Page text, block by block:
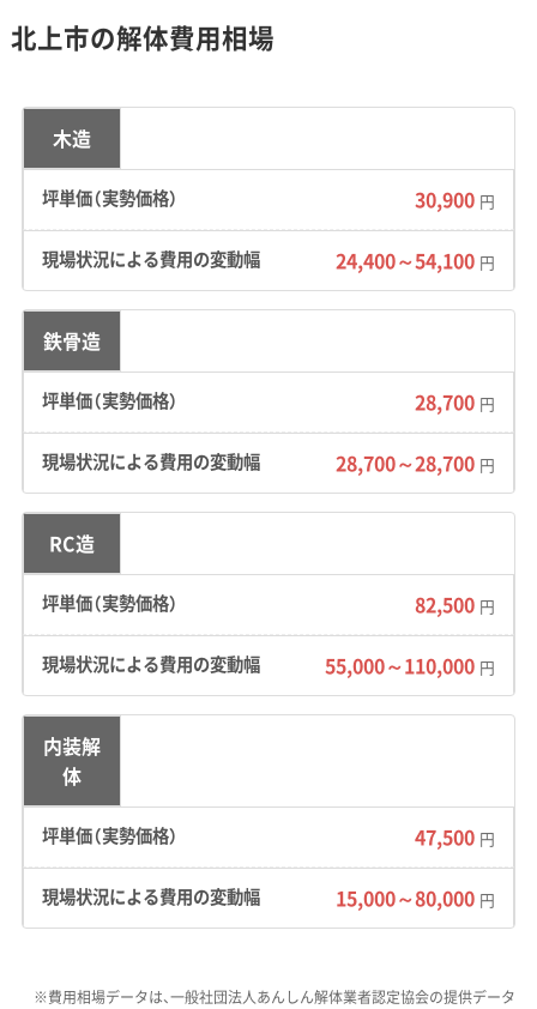
い建物の建設ラッシュ」と「昔からの空き家問題」が
です。
地形・道路事情と解体費用の傾向
扇状地という地形特有の地中障害物リスクや、
国道4号線の慢性的な渋滞が、解体費用や工期
に影響を与える大きな要因です。
地形の特徴：市街地は、北上川と和賀川がつくっ
た扇状地や河岸段丘の上に広がっています。こ
の地形が理由で、基礎を解体する際に川の上流
から運ばれてきた大きな石（玉石）など、地中の
障害物に出くわす可能性があります。また、冬は
「北上おろし」と呼ばれる奥羽山脈からの強風が
吹くため、養生シートの管理には特に注意が求
められます。垂直積雪量は1.0mと定められてお
り、冬の工事では足場の雪対策や除雪作業が必
須です。
道路事情：市の大動脈である国道4号線は、南部
工業団地口交差点のあたりで車線が減ります。
流トラックが重なる朝夕は、慢性的な渋滞が発
北上市の解体費用相場
木造
30,900 円
24,400～54,100 円
鉄骨造
28,700 円
28,700～28,700 円
RC造
82,500 円
55,000～110,000 円
内装解
体
47,500 円
15,000～80,000 円
※費用相場データは、一般社団法人あんしん解体業者認定協会の提供データ